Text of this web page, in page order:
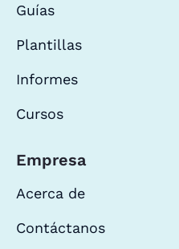
Guías
Plantillas
Informes
Cursos
Empresa
Acerca de
Contáctanos